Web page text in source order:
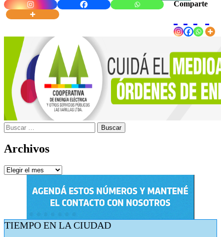
Comparte
Buscar:
Archivos
Archivos
TIEMPO EN LA CIUDAD